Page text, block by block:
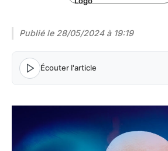
Publié le 28/05/2024 à 19:19
Écouter l'article